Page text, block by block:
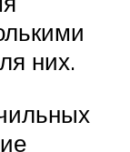
них.